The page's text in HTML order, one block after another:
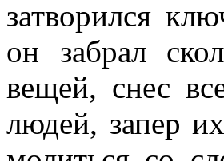
затворился
он забрал
вещей, снес
людей, запер